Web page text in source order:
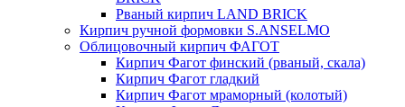
Рваный кирпич LAND BRICK
Кирпич ручной формовки S.ANSELMO
Облицовочный кирпич ФАГОТ
Кирпич Фагот финский (рваный, скала)
Кирпич Фагот гладкий
Кирпич Фагот мраморный (колотый)